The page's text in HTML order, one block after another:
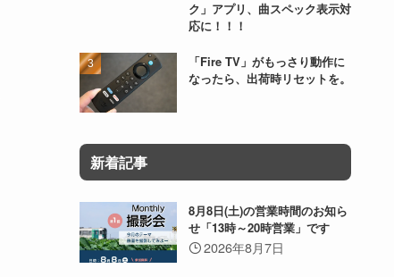
ク」アプリ、曲スペック表示対
応に！！！
「Fire TV」がもっさり動作に
なったら、出荷時リセットを。
新着記事
8月8日(土)の営業時間のお知ら
せ「13時～20時営業」です
2026年8月7日